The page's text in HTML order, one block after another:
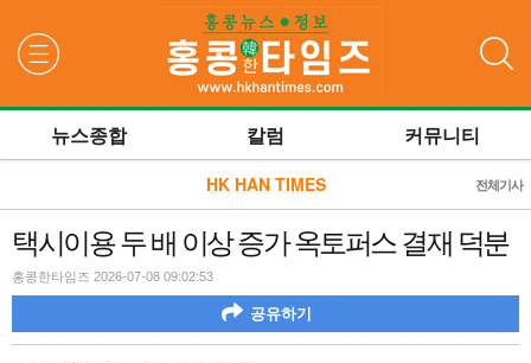
뉴스종합 칼럼 커뮤니티
HK HAN TIMES 전체기사
택시이용 두 배 이상 증가 옥토퍼스 결재 덕분
홍콩한타임즈 2026-07-08 09:02:53
공유하기